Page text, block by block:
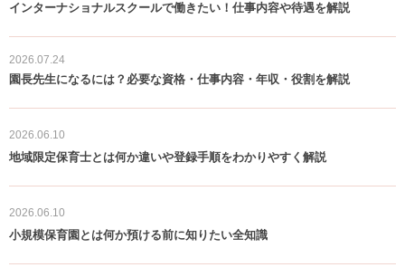
インターナショナルスクールで働きたい！仕事内容や待遇を解説
2026.07.24
園長先生になるには？必要な資格・仕事内容・年収・役割を解説
2026.06.10
地域限定保育士とは何か違いや登録手順をわかりやすく解説
2026.06.10
小規模保育園とは何か預ける前に知りたい全知識